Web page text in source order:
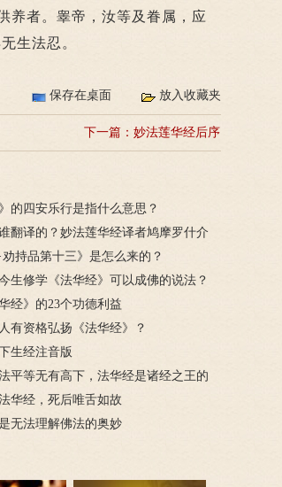
养者。睾帝，汝等及眷属，应
生法忍。
保存在桌面 放入收藏夹
下一篇： 妙法莲华经后序
的四安乐行是指什么意思？
翻译的？妙法莲华经译者鸠摩罗什介
劝持品第十三》是怎么来的？
生修学《法华经》可以成佛的说法？
经》的23个功德利益
有资格弘扬《法华经》？
生经注音版
平等无有高下，法华经是诸经之王的
华经，死后唯舌如故
无法理解佛法的奥妙